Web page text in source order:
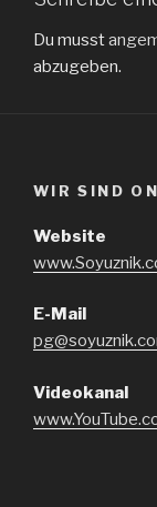
Du musst
abzugeben.
WIR SIND
Website
E-Mail
Videokanal